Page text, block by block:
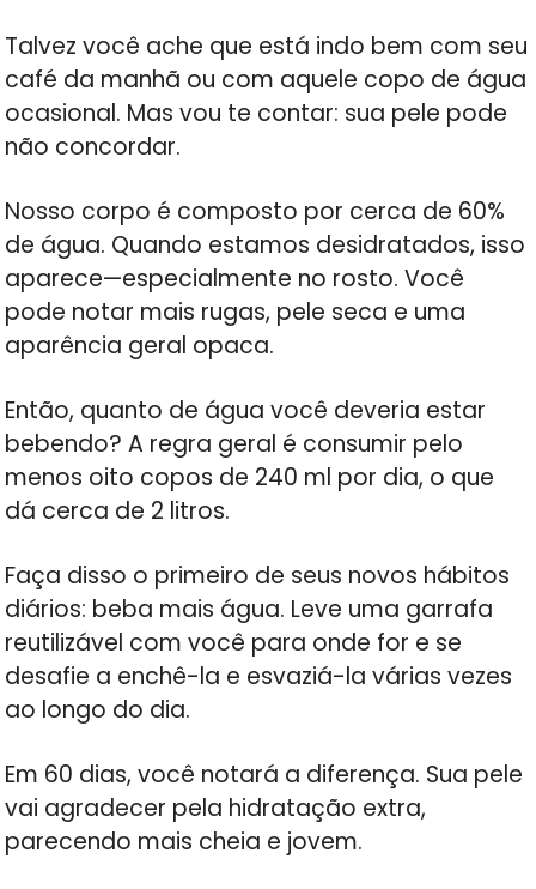
Talvez você ache que está indo bem com seu
café da manhã ou com aquele copo de água
ocasional. Mas vou te contar: sua pele pode
não concordar.
Nosso corpo é composto por cerca de 60%
de água. Quando estamos desidratados, isso
aparece—especialmente no rosto. Você
pode notar mais rugas, pele seca e uma
aparência geral opaca.
Então, quanto de água você deveria estar
bebendo? A regra geral é consumir pelo
menos oito copos de 240 ml por dia, o que
dá cerca de 2 litros.
Faça disso o primeiro de seus novos hábitos
diários: beba mais água. Leve uma garrafa
reutilizável com você para onde for e se
desafie a enchê-la e esvaziá-la várias vezes
ao longo do dia.
Em 60 dias, você notará a diferença. Sua pele
vai agradecer pela hidratação extra,
parecendo mais cheia e jovem.